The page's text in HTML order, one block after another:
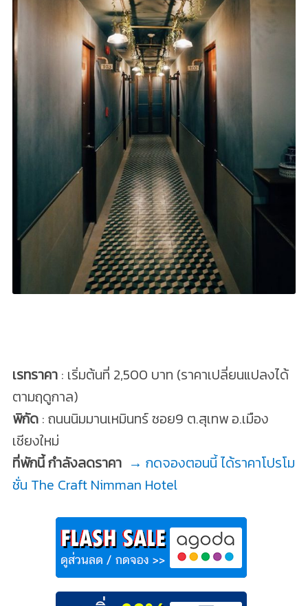
เรทราคา: เริ่มต้นที่ 2,500 บาท (ราคาเปลี่ยนแปลงได้
ตามฤดูกาล)
พิกัด: ถนนนิมมานเหมินทร์ ซอย9 ต.สุเทพ อ.เมือง
เชียงใหม่
ที่พักนี้ กำลังลดราคา → กดจองตอนนี้ ได้ราคาโปรโม
ชั่น The Craft Nimman Hotel